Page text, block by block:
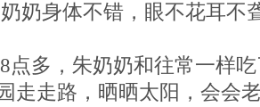
奶身体不错，眼不花耳不
点多，朱奶奶和往常一样
走走路，晒晒太阳，会会